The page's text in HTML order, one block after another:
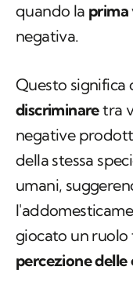
quando la prima
negativa.
Questo significa
discriminaretra
negative
della stessa
umani,
giocato un
percezione